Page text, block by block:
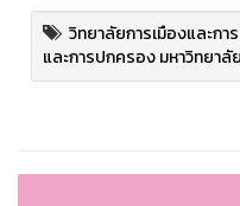
วิทยาลัยการเมืองและก
และการปกครอง มหาวิทยา